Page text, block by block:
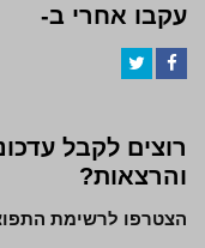
עקבו אחרי ב-
רוצים לקבל
והרצאות?
הצטרפו לרשימת